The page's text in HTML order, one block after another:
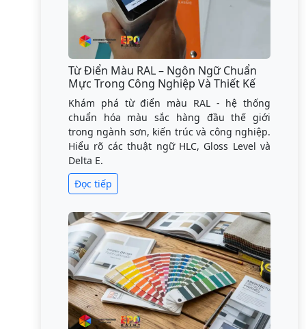
Từ Điển Màu RAL – Ngôn Ngữ Chuẩn
Mực Trong Công Nghiệp Và Thiết Kế
Khám phá từ điển màu RAL - hệ thống
chuẩn hóa màu sắc hàng đầu thế giới
trong ngành sơn, kiến trúc và công nghiệp.
Hiểu rõ các thuật ngữ HLC, Gloss Level và
Delta E.
Đọc tiếp